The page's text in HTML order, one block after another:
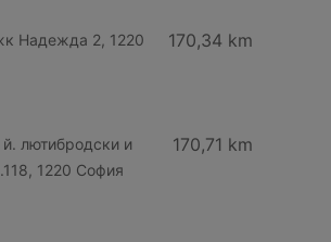
Надежда 2, 1220
170,34 km
лютибродски и
1220 София
170,71 km